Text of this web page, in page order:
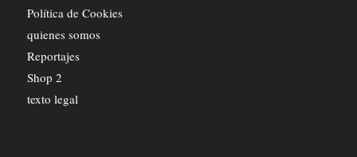
Política de Cookies
quienes somos
Reportajes
Shop 2
texto legal